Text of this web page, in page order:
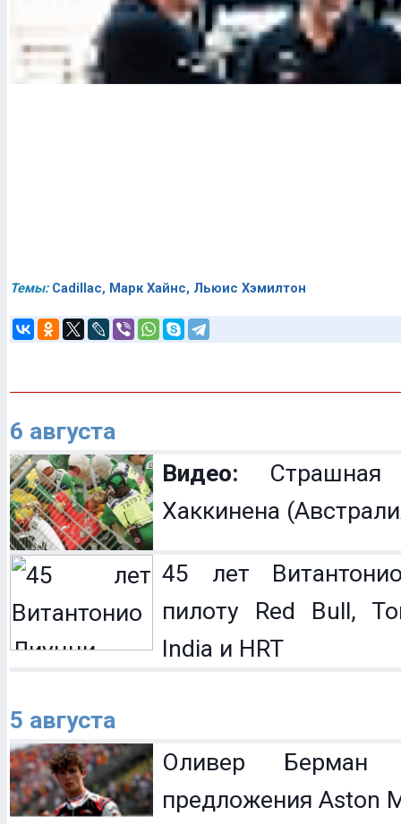
Темы: Cadillac, Марк Хайнс, Льюис Хэмилтон
6 августа
Видео: Страшная
Хаккинена
45 лет
пилоту Red Bull,
India и HRT
5 августа
Оливер Берман
предложения Aston